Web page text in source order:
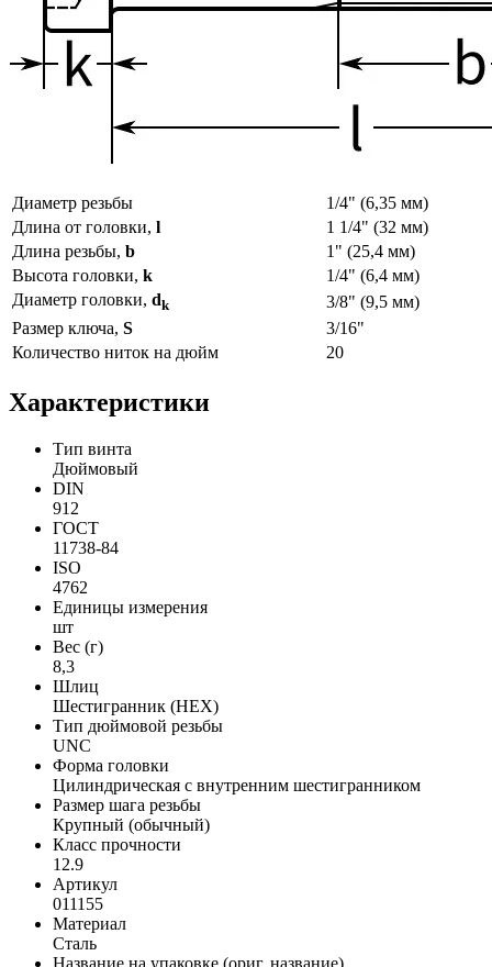
Диаметр резьбы
1/4" (6,35 мм)
Длина от головки, l
1 1/4" (32 мм)
Длина резьбы, b
1" (25,4 мм)
Высота головки, k
1/4" (6,4 мм)
Диаметр головки, dk
3/8" (9,5 мм)
Размер ключа, S
3/16"
Количество ниток на дюйм
20
Характеристики
Тип винта
Дюймовый
DIN
912
ГОСТ
11738-84
ISO
4762
Единицы измерения
шт
Вес (г)
8,3
Шлиц
Шестигранник (HEX)
Тип дюймовой резьбы
UNC
Форма головки
Цилиндрическая с внутренним шестигранником
Размер шага резьбы
Крупный (обычный)
Класс прочности
12.9
Артикул
011155
Материал
Сталь
Название на упаковке (ориг. название)